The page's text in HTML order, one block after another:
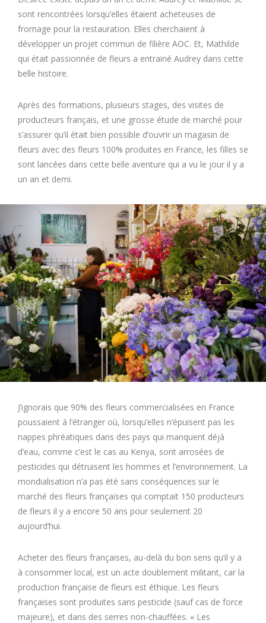
sont rencontrées lorsqu’elles étaient acheteuses de
fromage pour la restauration. Elles cherchaient à
développer un projet commun de filière AOC. Et, Mathilde
qui était passionnée de fleurs a entrainé Audrey dans cette
belle histoire.
Après des formations, plusieurs stages, des visites de
producteurs français, et une grosse étude de marché pour
s’assurer qu’il était bien possible d’ouvrir un magasin de
fleurs avec des fleurs 100% produites en France, les filles se
sont lancées dans cette belle aventure qui a vu le jour il y a
un an et demi.
J’ignorais que 90% des fleurs commercialisées en France
poussaient à l’étranger où, lorsqu’elles n’épuisent pas les
nappes phréatiques dans des pays qui manquent déjà
d’eau, comme c’est le cas au Kenya, sont arrosées de
pesticides qui détruisent les hommes et l’environnement. La
mondialisation n’a pas été sans conséquences sur le
marché des fleurs françaises qui comptait 150 producteurs
de fleurs il y a encore 50 ans pour seulement 20
aujourd’hui.
Acheter des fleurs françaises, au-delà du bon sens qu’il y a
à consommer local, est un acte doublement militant, car la
production française de fleurs est éthique. Les fleurs
françaises sont produites sans pesticide (sauf cas de force
majeure), et dans des serres non-chauffées. « Les